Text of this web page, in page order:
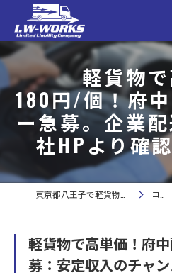
軽貨物
180円/個！府
ー急募。企業
社HPより確
コラム
軽貨物で高単価！府
募：安定収入のチャ